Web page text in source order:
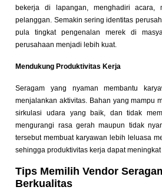
bekerja di lapangan, menghadiri acara,
pelanggan. Semakin sering identitas
pula tingkat pengenalan merek di
perusahaan menjadi lebih kuat.
Mendukung Produktivitas Kerja
Seragam yang nyaman membantu
menjalankan aktivitas. Bahan yang mampu
sirkulasi udara yang baik, dan tidak
mengurangi rasa gerah maupun tidak
tersebut membuat karyawan lebih leluasa
sehingga produktivitas kerja dapat meningkat
Tips Memilih Vendor
Berkualitas